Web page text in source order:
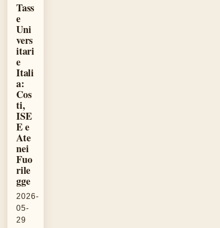
Tass
e
Uni
vers
itari
e
Itali
a:
Cos
ti,
ISE
E e
Ate
nei
Fuo
rile
gge
2026-
05-
29